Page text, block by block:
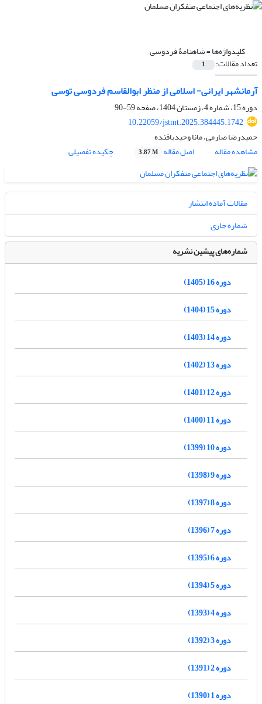
کلیدواژه‌ها =شاهنامۀ فردوسی
تعداد مقالات: 1
آرمانشهر ایرانی- اسلامی از منظر ابوالقاسم فردوسی توسی
دوره 15، شماره 4، زمستان 1404، صفحه
59-90
10.22059/jstmt.2025.384445.1742
حمیدرضا صارمی، مانا وحیدبافنده
مشاهده مقاله
اصل مقاله 3.87 M چکیده تفصیلی
مقالات آماده انتشار
شماره جاری
شماره‌های پیشین نشریه
دوره 16 (1405)
دوره 15 (1404)
دوره 14 (1403)
دوره 13 (1402)
دوره 12 (1401)
دوره 11 (1400)
دوره 10 (1399)
دوره 9 (1398)
دوره 8 (1397)
دوره 7 (1396)
دوره 6 (1395)
دوره 5 (1394)
دوره 4 (1393)
دوره 3 (1392)
دوره 2 (1391)
دوره 1 (1390)